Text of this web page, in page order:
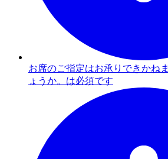
お席のご指定はお承りできかね
ょうか。は必須です